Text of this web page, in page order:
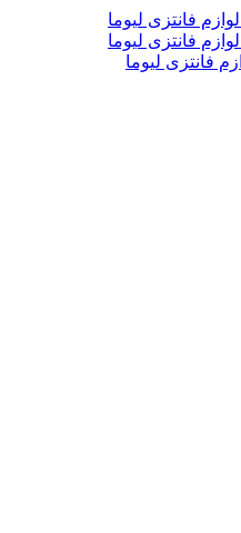
فانتزی لیوما